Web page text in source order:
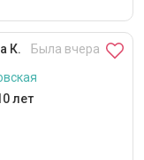
К.
Была вчера
лет